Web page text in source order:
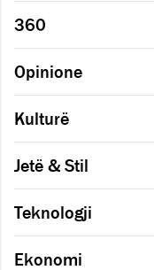
360
Opinione
Kulturë
Jetë & Stil
Teknologji
Ekonomi